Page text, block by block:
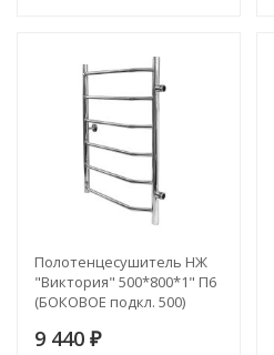
Полотенцесушитель НЖ
"Виктория" 500*800*1" П6
(БОКОВОЕ подкл. 500)
9 440 ₽